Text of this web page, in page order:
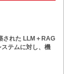
された LLM＋RAG
テムに対し、機